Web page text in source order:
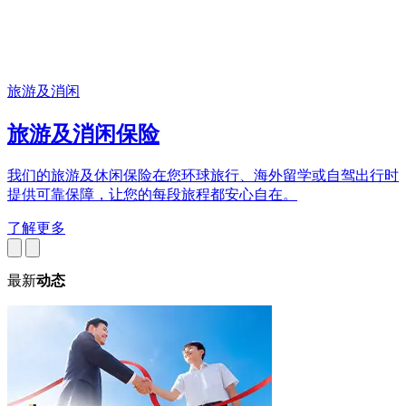
旅游及消闲
旅游及消闲保险
我们的旅游及休闲保险在您环球旅行、海外留学或自驾出行时
提供可靠保障，让您的每段旅程都安心自在。​
了解更多
最新动态